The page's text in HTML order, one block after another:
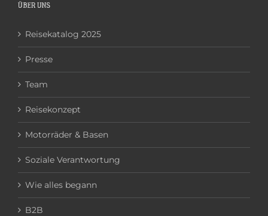
ÜBER UNS
Reisekatalog 2025
Presse
Team
Reisekonzept
Motorräder & Basen
Soziale Verantwortung
Wie alles begann
B2B